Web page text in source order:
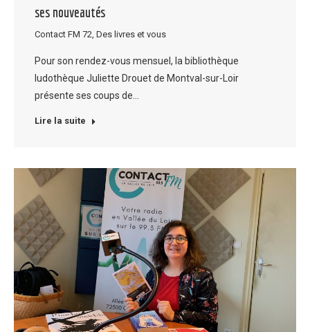
ses nouveautés
Contact FM 72 Des livres et vous
Pour son rendez-vous mensuel, la bibliothèque
ludothèque Juliette Drouet de Montval-sur-Loir
présente ses coups de…
Lire la suite